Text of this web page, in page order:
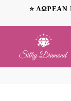
main
⭐
NEO: